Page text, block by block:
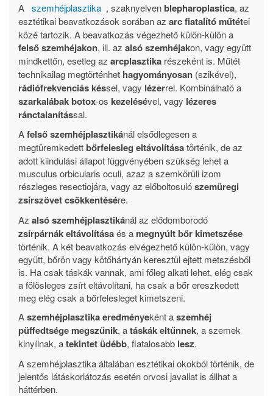
A szemhéjplasztika , szaknyelven blepharoplastica, az
esztétikai beavatkozások sorában az arc fiatalító műtétei
közé tartozik. A beavatkozás végezhető külön-külön a
felső szemhéjakon, ill. az alsószemhéjakon, vagy együtt
mindkettőn, esetleg az arcplasztika részeként is. Műtét
technikailag megtörténhet hagyományosan (szikével),
rádiófrekvenciás késsel, vagy lézerrel. Kombinálható a
szarkalábak botox-os kezelésével, vagy lézeres
ránctalanítással.
Afelső szemhéjplasztikánál elsődlegesen a
megtüremkedett bőrfelesleg eltávolításatörténik, de az
adott kiindulási állapot függvényében szükség lehet a
musculus orbicularis oculi, azaz a szemkörüli izom
részleges resectiojára, vagy az előboltosulószemüregi
zsírszövet csökkentésére.
Az alsó szemhéjplasztikánál az elődomborodó
zsírpárnák eltávolításaés a megnyúlt bőr kimetszése
történik. A két beavatkozás elvégezhető külön-külön, vagy
együtt, bőrön vagy kötőhártyán keresztül ejtett metszésből
is. Ha csak táskák vannak, ami főleg alkati lehet, elég csak
a fölösleges zsírt eltávolítani, ha csak a bőr ereszkedett
meg elég csak a bőrfelesleget kimetszeni.
Aszemhéjplasztika eredményeként aszemhéj
püffedtsége megszűnik, atáskák eltűnnek, a szemek
kinyílnak, atekintet üdébb, fiatalosabb lesz.
A szemhéjplasztika általában esztétikai okokból történik, de
jelentős látáskorlátozás esetén orvosi javallat is állhat a
háttérben.